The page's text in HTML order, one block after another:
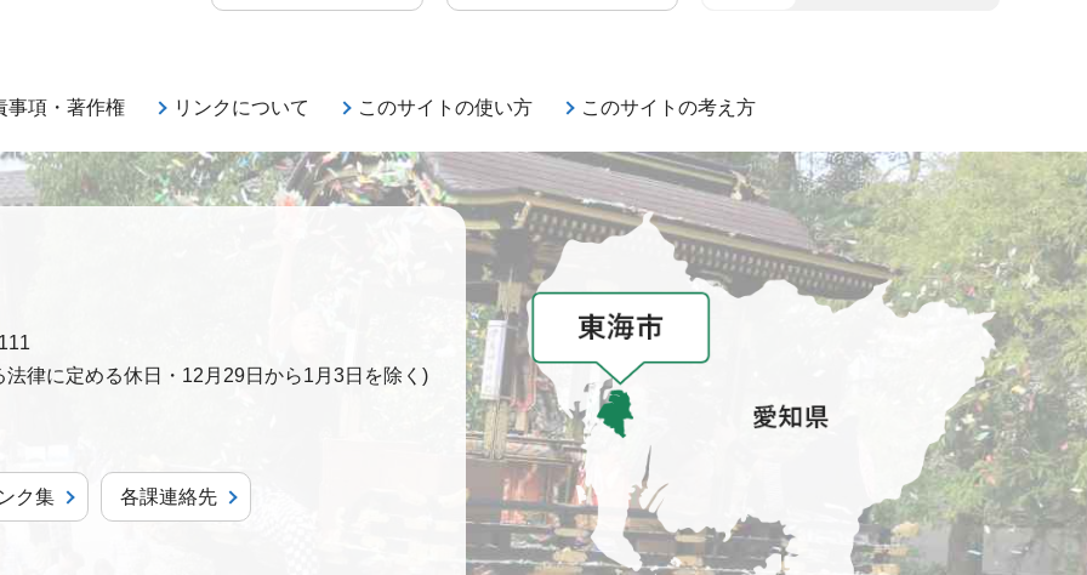
事項・著作権 リンクについて このサイトの使い方 このサイトの考え方
律に定める休日・12月29日から1月3日を除く)
ク集 各課連絡先